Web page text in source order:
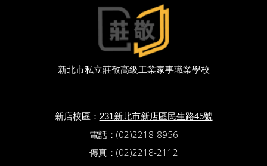
新北市私立莊敬高級工業家事職業學校
新店校區： 231新北市新店區民生路45號
電話：(02)2218-8956
傳真：(02)2218-2112